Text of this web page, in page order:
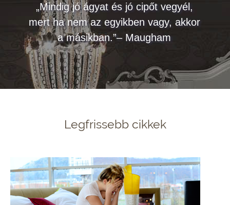
„Mindig jó ágyat és jó cipőt vegyél,
mert ha nem az egyikben vagy, akkor
a másikban.”– Maugham
Legfrissebb cikkek